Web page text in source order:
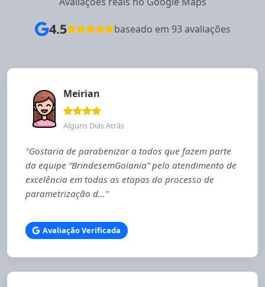
4.5 baseado em 93 avaliações
Meirian
Alguns Dias Atrás
"Gostaria de parabenizar a todos que fazem parte
da equipe “BrindesemGoiania” pelo atendimento de
excelência em todas as etapas do processo de
parametrização d..."
Avaliação Verificada